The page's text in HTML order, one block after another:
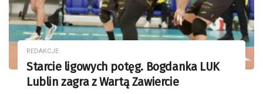
REDAKCJE
Starcie ligowych potęg. Bogdanka LUK
Lublin zagra z Wartą Zawiercie